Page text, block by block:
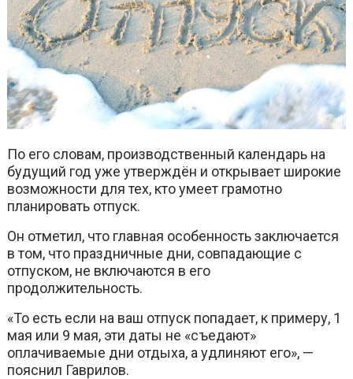
По его словам, производственный календарь на
будущий год уже утверждён и открывает широкие
возможности для тех, кто умеет грамотно
планировать отпуск.
Он отметил, что главная особенность заключается
в том, что праздничные дни, совпадающие с
отпуском, не включаются в его
продолжительность.
«То есть если на ваш отпуск попадает, к примеру, 1
мая или 9 мая, эти даты не «съедают»
оплачиваемые дни отдыха, а удлиняют его», —
пояснил Гаврилов.